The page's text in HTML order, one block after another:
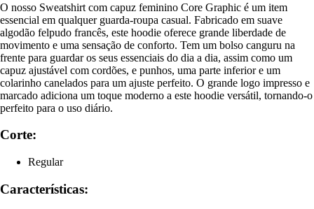
O nosso Sweatshirt com capuz feminino Core Graphic é um item
essencial em qualquer guarda-roupa casual. Fabricado em suave
algodão felpudo francês, este hoodie oferece grande liberdade de
movimento e uma sensação de conforto. Tem um bolso canguru na
frente para guardar os seus essenciais do dia a dia, assim como um
capuz ajustável com cordões, e punhos, uma parte inferior e um
colarinho canelados para um ajuste perfeito. O grande logo impresso e
marcado adiciona um toque moderno a este hoodie versátil, tornando-o
perfeito para o uso diário.
Corte:
Regular
Características: